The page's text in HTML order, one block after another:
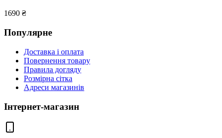
1690 ₴
Популярне
Доставка і оплата
Повернення товару
Правила догляду
Розмірна сітка
Адреси магазинів
Інтернет-магазин